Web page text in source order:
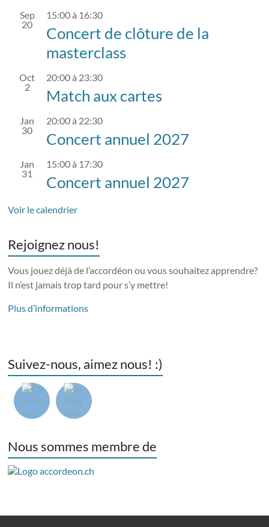
Sep
20
15:00à 16:30
Concert de clôture de la
masterclass
Oct
2
20:00à 23:30
Match aux cartes
Jan
30
20:00à 22:30
Concert annuel 2027
Jan
31
15:00à 17:30
Concert annuel 2027
Voir le calendrier
Rejoignez nous!
Vous jouez déjà de l’accordéon ou vous souhaitez apprendre?
Il n’est jamais trop tard pour s’y mettre!
Plus d’informations
Suivez-nous, aimez nous! :)
Nous sommes membre de